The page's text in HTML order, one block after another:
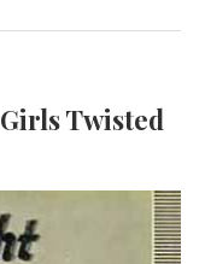
Twisted